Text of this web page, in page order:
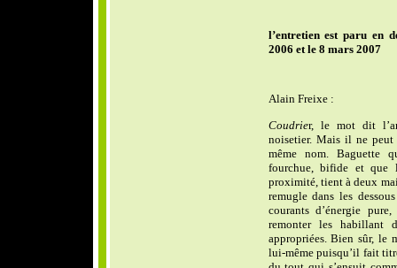
l’entretien est paru en
2006 et le 8 mars 2007
Alain Freixe :
Coudrier, le mot dit
noisetier. Mais il ne peut
même nom. Baguette
fourchue, bifide et que
proximité, tient à deux
remugle dans les
courants d’énergie
remonter les habillant
appropriées. Bien sûr, le
lui-même puisqu’il fait